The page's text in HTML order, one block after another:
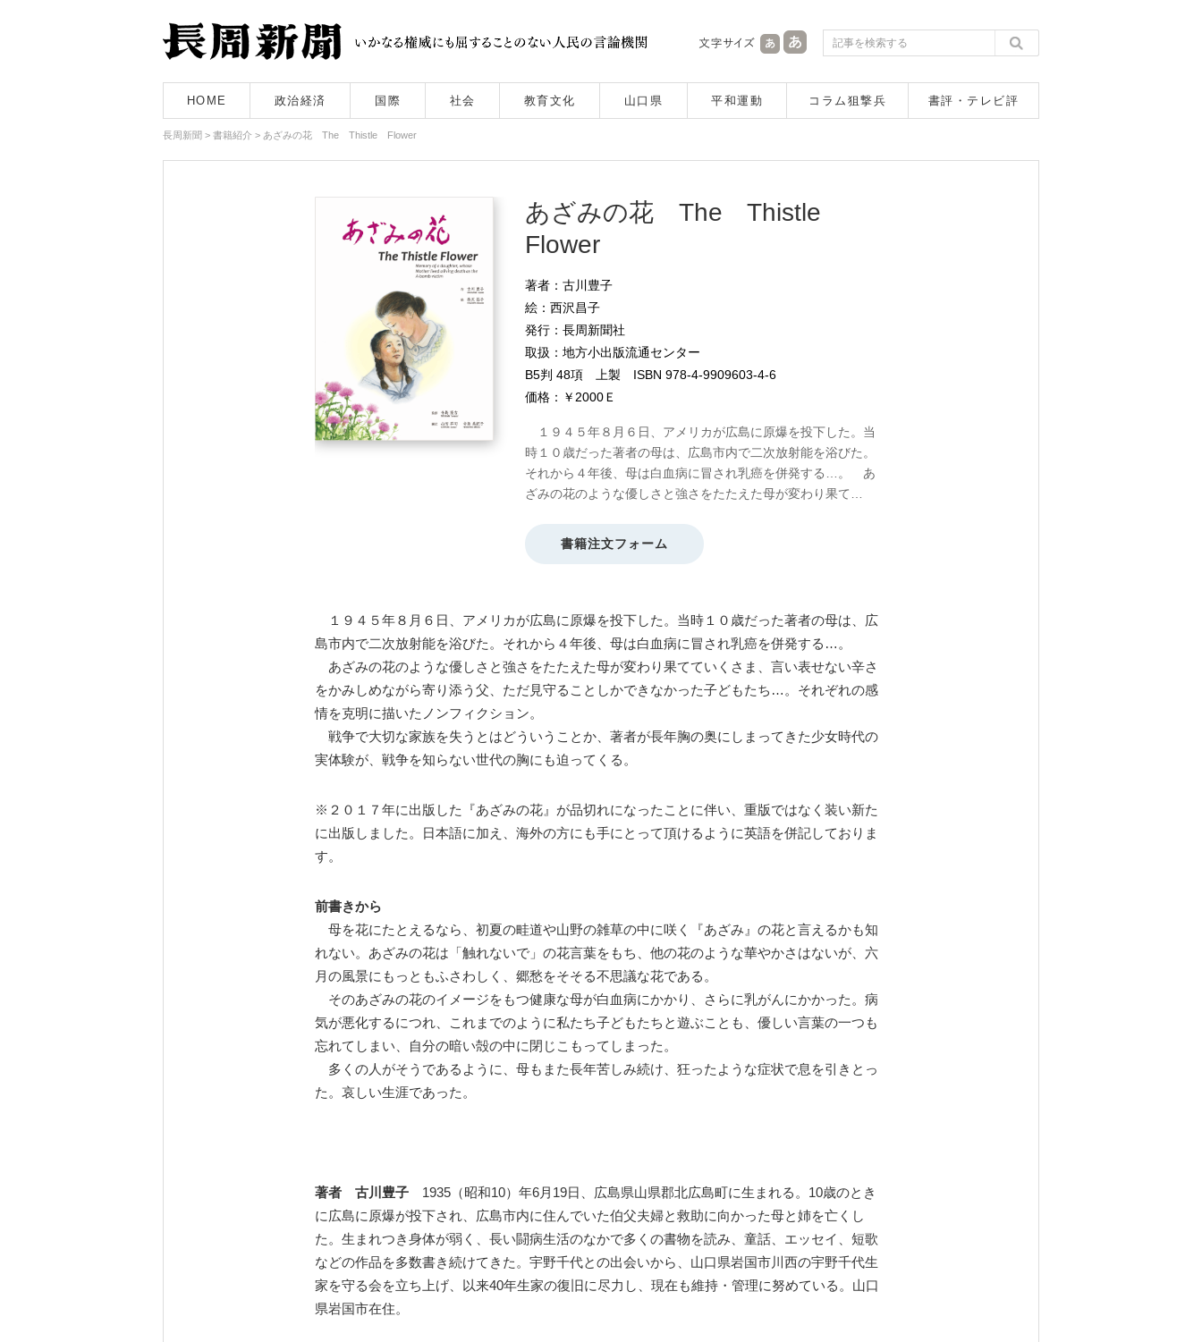
HOME 政治経済 国際 社会 教育文化 山口県 平和運動 コラム狙撃兵 書評・テレビ評
長周新聞 > 書籍紹介 > あざみの花 The Thistle Flower
あざみの花 The Thistle
Flower
著者：古川豊子
絵：西沢昌子
発行：長周新聞社
取扱：地方小出版流通センター
B5判 48項 上製 ISBN 978-4-9909603-4-6
価格：￥2000Ｅ
１９４５年８月６日、アメリカが広島に原爆を投下した。当
時１０歳だった著者の母は、広島市内で二次放射能を浴びた。
それから４年後、母は白血病に冒され乳癌を併発する…。 あ
ざみの花のような優しさと強さをたたえた母が変わり果て…
書籍注文フォーム
１９４５年８月６日、アメリカが広島に原爆を投下した。当時１０歳だった著者の母は、広
島市内で二次放射能を浴びた。それから４年後、母は白血病に冒され乳癌を併発する…。
あざみの花のような優しさと強さをたたえた母が変わり果てていくさま、言い表せない辛さ
をかみしめながら寄り添う父、ただ見守ることしかできなかった子どもたち…。それぞれの感
情を克明に描いたノンフィクション。
戦争で大切な家族を失うとはどういうことか、著者が長年胸の奥にしまってきた少女時代の
実体験が、戦争を知らない世代の胸にも迫ってくる。
※２０１７年に出版した『あざみの花』が品切れになったことに伴い、重版ではなく装い新た
に出版しました。日本語に加え、海外の方にも手にとって頂けるように英語を併記しておりま
す。
前書きから
母を花にたとえるなら、初夏の畦道や山野の雑草の中に咲く『あざみ』の花と言えるかも知
れない。あざみの花は「触れないで」の花言葉をもち、他の花のような華やかさはないが、六
月の風景にもっともふさわしく、郷愁をそそる不思議な花である。
そのあざみの花のイメージをもつ健康な母が白血病にかかり、さらに乳がんにかかった。病
気が悪化するにつれ、これまでのように私たち子どもたちと遊ぶことも、優しい言葉の一つも
忘れてしまい、自分の暗い殻の中に閉じこもってしまった。
多くの人がそうであるように、母もまた長年苦しみ続け、狂ったような症状で息を引きとっ
た。哀しい生涯であった。
著者 古川豊子 1935（昭和10）年6月19日、広島県山県郡北広島町に生まれる。10歳のとき
に広島に原爆が投下され、広島市内に住んでいた伯父夫婦と救助に向かった母と姉を亡くし
た。生まれつき身体が弱く、長い闘病生活のなかで多くの書物を読み、童話、エッセイ、短歌
などの作品を多数書き続けてきた。宇野千代との出会いから、山口県岩国市川西の宇野千代生
家を守る会を立ち上げ、以来40年生家の復旧に尽力し、現在も維持・管理に努めている。山口
県岩国市在住。